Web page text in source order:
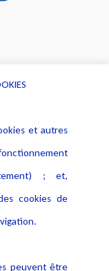
et autres
; et,
cookies de
peuvent être